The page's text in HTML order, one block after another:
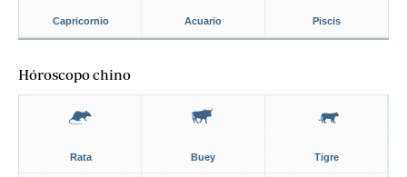
Capricornio Acuario Piscis
Hóroscopo chino
Rata Buey Tigre